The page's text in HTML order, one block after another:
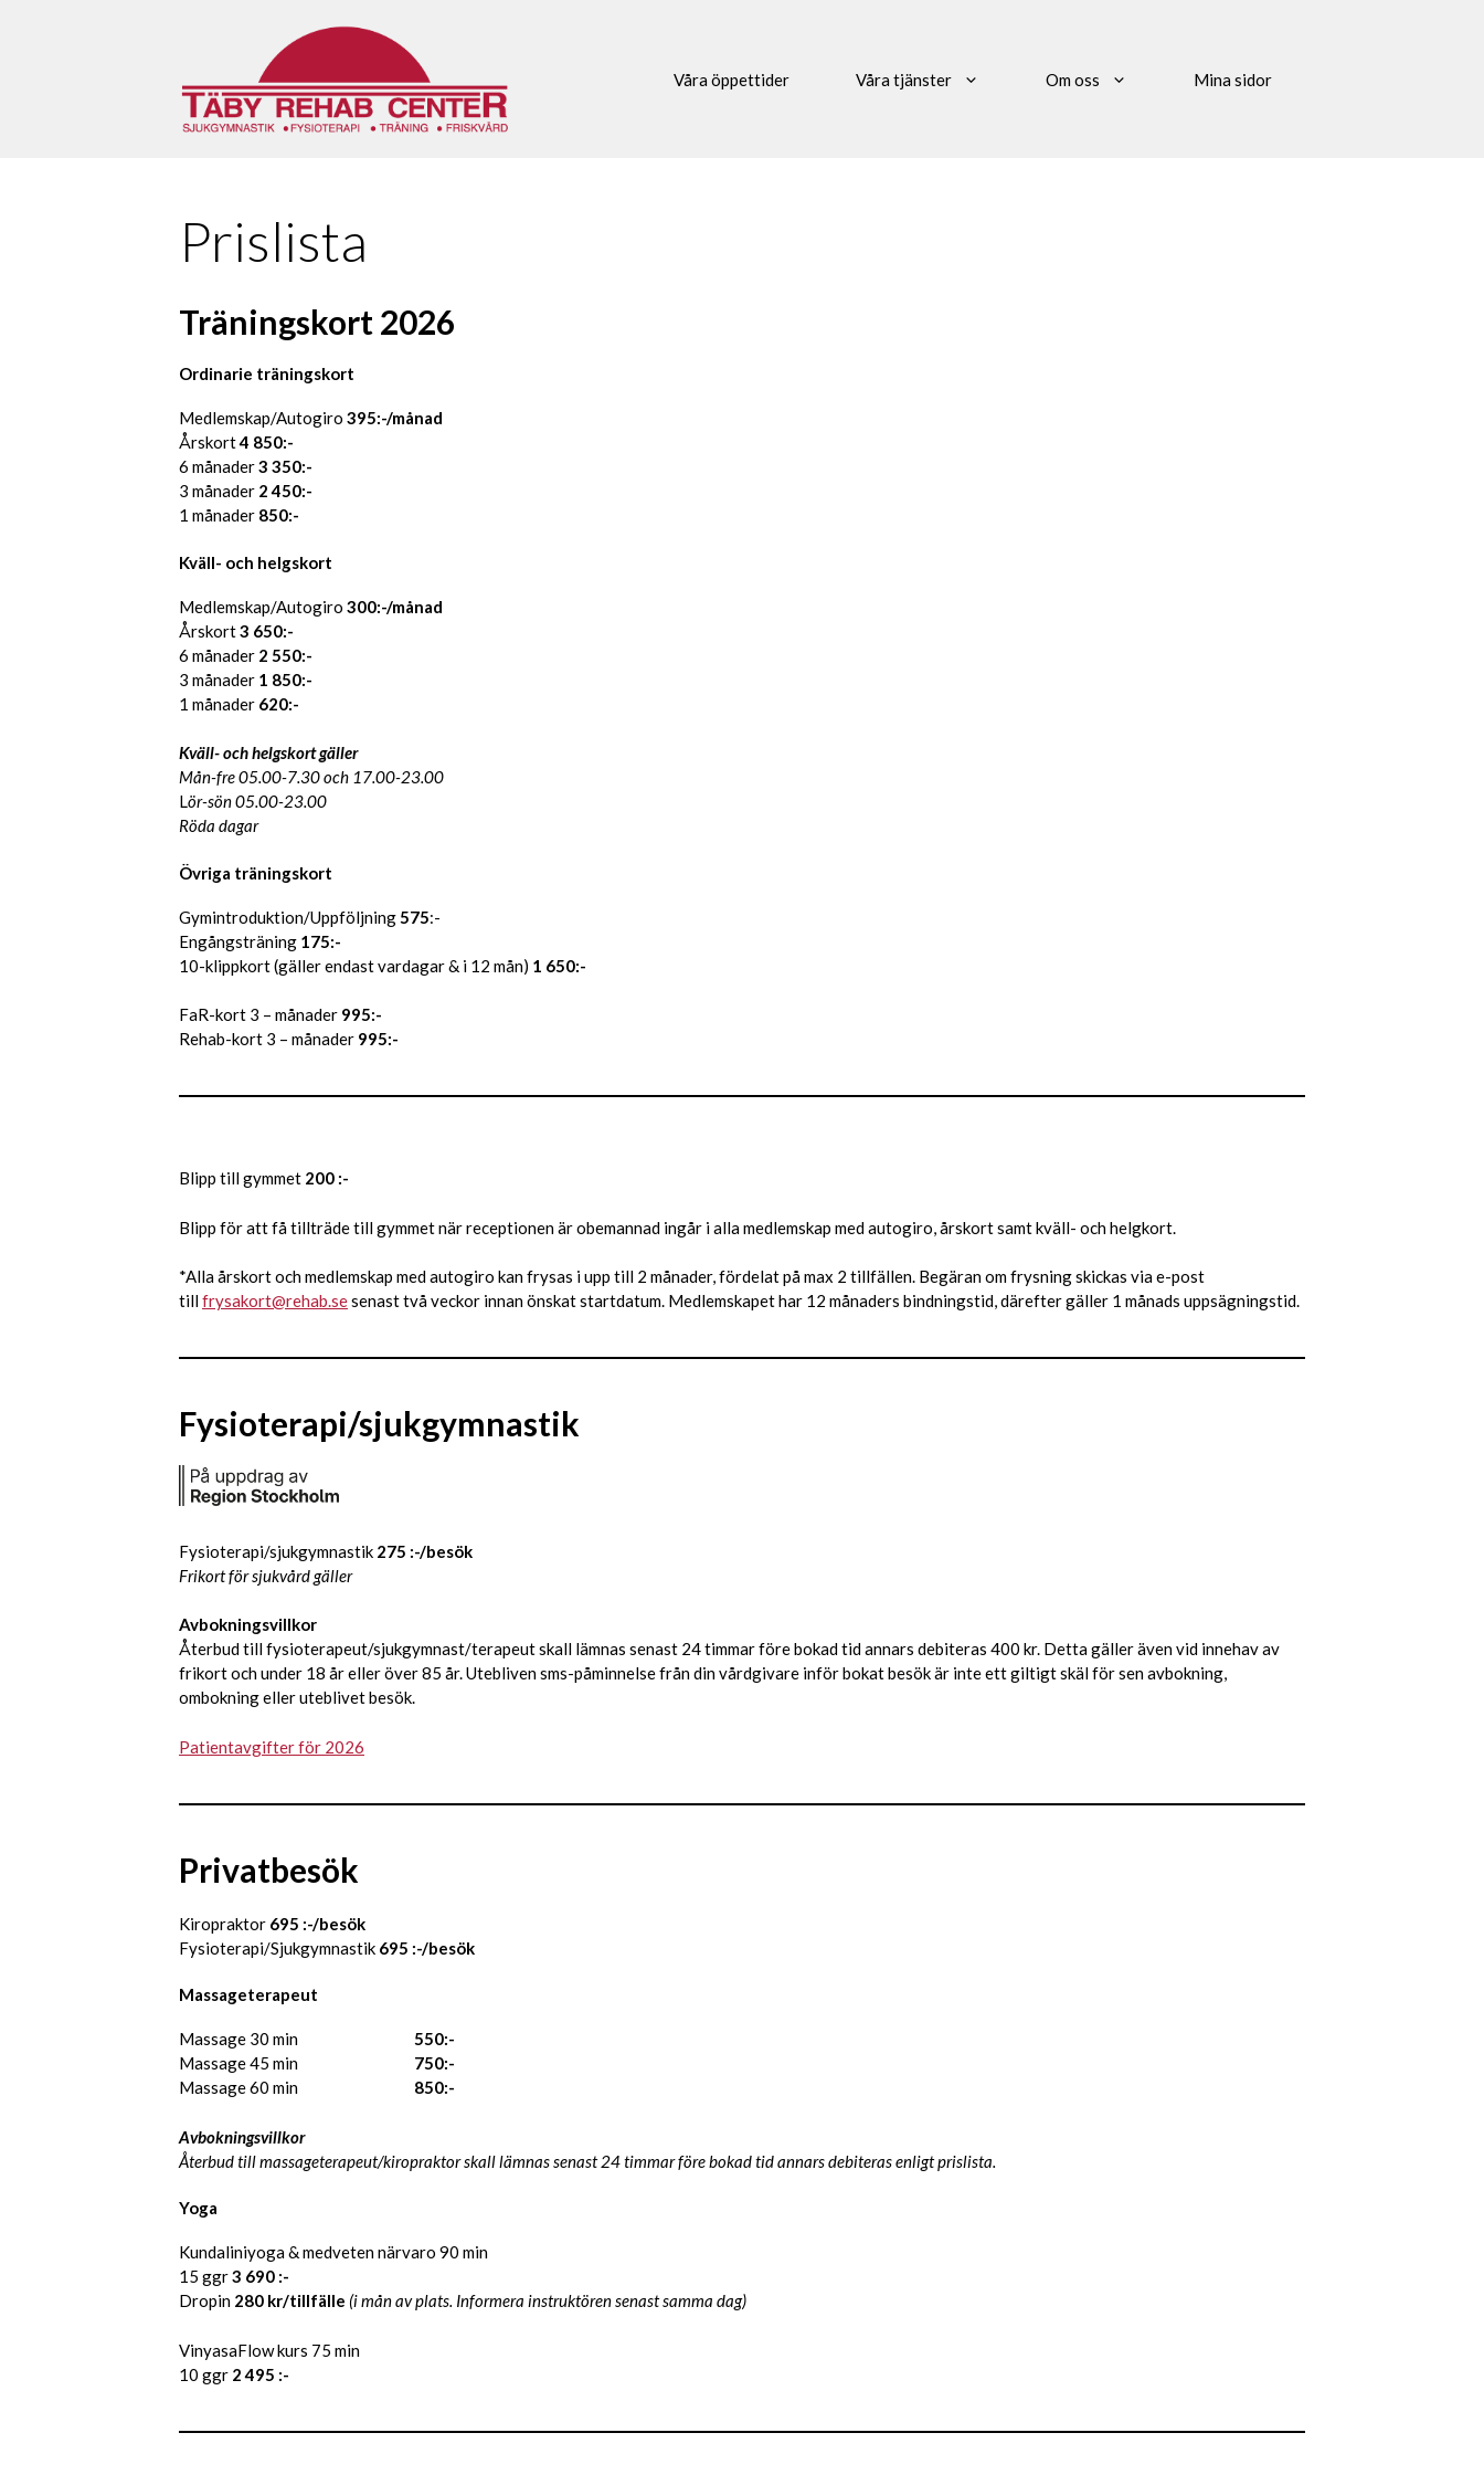
Våra öppettider
Våra tjänster Om oss Mina sidor
Prislista
Träningskort 2026
Ordinarie träningskort
Medlemskap/Autogiro 395:-/månad
Årskort4 850:-
6 månader3 350:-
3 månader 2 450:-
1 månader 850:-
Kväll- och helgskort
Medlemskap/Autogiro 300:-/månad
Årskort3 650:-
6 månader 2 550:-
3 månader 1 850:-
1 månader 620:-
Kväll- och helgskort gäller
Mån-fre 05.00-7.30 och 17.00-23.00
Lör-sön 05.00-23.00
Röda dagar
Övriga träningskort
Gymintroduktion/Uppföljning575:-
Engångsträning 175:-
10-klippkort (gäller endast vardagar & i 12 mån) 1 650:-
FaR-kort 3 – månader 995:-
Rehab-kort 3 – månader 995:-
Blipp till gymmet 200 :-
Blipp för att få tillträde till gymmet när receptionen är obemannad ingår i alla medlemskap med autogiro, årskort samt kväll- och helgkort.
*Alla årskort och medlemskap med autogiro kan frysas i upp till 2 månader, fördelat på max 2 tillfällen. Begäran om frysning skickas via e-post
tillfrysakort@rehab.sesenast två veckor innan önskat startdatum. Medlemskapet har 12 månaders bindningstid, därefter gäller 1 månads uppsägningstid.
Fysioterapi/sjukgymnastik
Fysioterapi/sjukgymnastik 275 :-/besök
Frikort för sjukvård gäller
Avbokningsvillkor
Återbud till fysioterapeut/sjukgymnast/terapeut skall lämnas senast 24 timmar före bokad tid annars debiteras 400 kr. Detta gäller även vid innehav av
frikort och under 18 år eller över 85 år. Utebliven sms-påminnelse från din vårdgivare inför bokat besök är inte ett giltigt skäl för sen avbokning,
ombokning eller uteblivet besök.
Patientavgifter för 2026
Privatbesök
Kiropraktor 695 :-/besök
Fysioterapi/Sjukgymnastik 695 :-/besök
Massageterapeut
Massage 30 min 550:-
Massage 45 min 750:-
Massage 60 min 850:-
Avbokningsvillkor
Återbud till massageterapeut/kiropraktor skall lämnas senast 24 timmar före bokad tid annars debiteras enligt prislista.
Yoga
Kundaliniyoga & medveten närvaro 90 min
15 ggr3 690 :-
Dropin 280 kr/tillfälle (i mån av plats. Informera instruktören senast samma dag)
VinyasaFlow kurs 75 min
10 ggr 2 495 :-